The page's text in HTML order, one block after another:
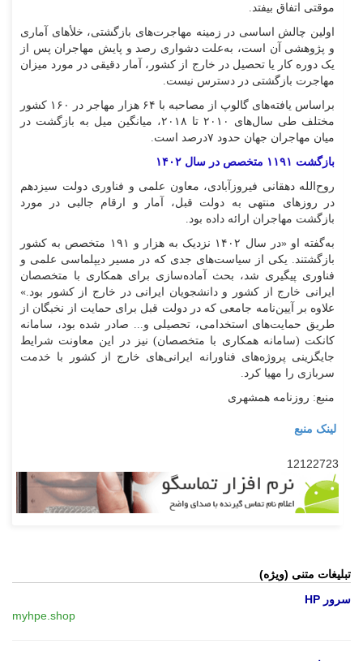
موقتی اتفاق بیفتد.
اولین چالش اساسی در زمینه مهاجرت‌های بازگشتی، خلأ‌های آماری
و پژوهشی آن است، به‌علت دشواری رصد و پایش مهاجران پس از
یک دوره کار یا تحصیل در خارج از کشور، آمار دقیقی در مورد میزان
مهاجرت بازگشتی در دسترس نیست.
براساس یافته‌های گالوپ از مصاحبه با ۶۴ هزار مهاجر در ۱۶۰ کشور
مختلف طی سال‌های ۲۰۱۰ تا ۲۰۱۸، میانگین میل به بازگشت در
میان مهاجران جهان حدود ۷درصد است.
بازگشت ۱۱۹۱ متخصص در سال ۱۴۰۲
روح‌الله دهقانی فیروزآبادی، معاون علمی و فناوری دولت سیزدهم
در روز‌های منتهی به دولت قبل، آمار و ارقام جالبی در مورد
بازگشت مهاجران ارائه داده بود.
به‌گفته او «در سال ۱۴۰۲ نزدیک به هزار و ۱۹۱ متخصص به کشور
بازگشتند. یکی از سیاست‌های جدی که در مسیر دیپلماسی علمی و
فناوری پیگیری شد، بحث آماده‌سازی برای همکاری با متخصصان
ایرانی خارج از کشور و دانشجویان ایرانی در خارج از کشور بود.»
علاوه بر آیین‌نامه جامعی که در دولت قبل برای حمایت از نخبگان از
طریق حمایت‌های استخدامی، تحصیلی و... صادر شده بود، سامانه
کانکت (سامانه همکاری با متخصصان) نیز در این معاونت شرایط
جایگزینی پروژه‌های فناورانه ایرانی‌های خارج از کشور با خدمت
سربازی را مهیا کرد.
منبع: روزنامه همشهری
لینک منبع
12122723
تبلیغات متنی (ویژه)
سرور HP
myhpe.shop